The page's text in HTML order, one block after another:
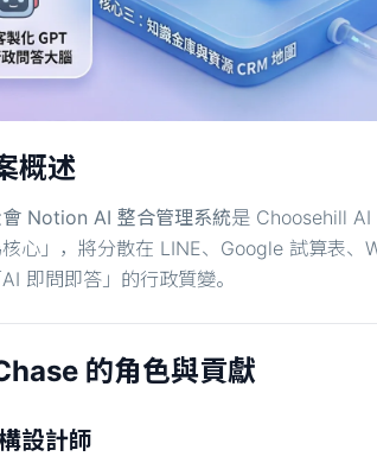
概述
Notion AI 整合管理系統是 Choosehill AI
核心」，將分散在 LINE、Google 試算表
即問即答」的行政質變。
的角色與貢獻
設計師